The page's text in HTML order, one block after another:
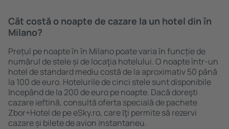
Cât costă o noapte de cazare la un hotel din în
Milano?
Prețul pe noapte în în Milano poate varia în funcție de
numărul de stele și de locaţia hotelului. O noapte într-un
hotel de standard mediu costă de la aproximativ 50 până
la 100 de euro. Hotelurile de cinci stele sunt disponibile
ȋncepând de la 200 de euro pe noapte. Dacă doreşti
cazare ieftină, consultă oferta specială de pachete
Zbor+Hotel de pe eSky.ro, care ȋţi permite să rezervi
cazare și bilete de avion instantaneu.